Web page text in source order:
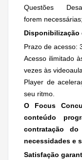
Questões
forem necessárias;
Disponibilização
Prazo de acesso:
Acesso ilimitado
vezes às
Player de
seu ritmo.
O Focus
conteúdo
contratação
necessidades e
Satisfação